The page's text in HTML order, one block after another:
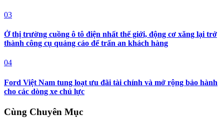
03
Ở thị trường cuồng ô tô điện nhất thế giới, động cơ xăng lại trở
thành công cụ quảng cáo để trấn an khách hàng
04
Ford Việt Nam tung loạt ưu đãi tài chính và mở rộng bảo hành
cho các dòng xe chủ lực
Cùng Chuyên Mục